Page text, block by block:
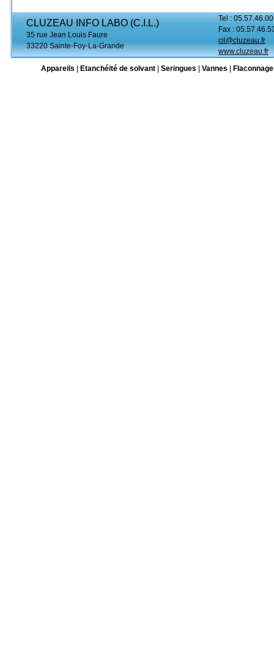
CLUZEAU INFO LABO (C.I.L.)
35 rue Jean Louis Faure
33220 Sainte-Foy-La-Grande
Tel :
Fax :
cil@cluzeau.fr
www.cluzeau.fr
Appareils
Etanchéité de solvant Seringues Vannes Flaconnage